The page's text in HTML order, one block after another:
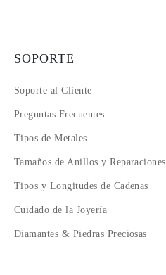
SOPORTE
Soporte al Cliente
Preguntas Frecuentes
Tipos de Metales
Tamaños de Anillos y Reparaciones
Tipos y Longitudes de Cadenas
Cuidado de la Joyería
Diamantes & Piedras Preciosas